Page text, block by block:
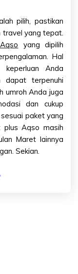
pilih, pastikan
travel yang tepat.
yang dipilih
Hal
Anda
dapat terpenuhi
umroh Anda juga
dan cukup
sesuai paket yang
plus Aqso masih
Maret lainnya
Sekian.